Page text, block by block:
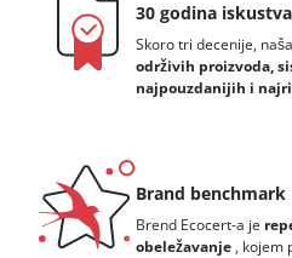
30 godina iskustva
Skoro tri decenije,
održivih proizvoda,
najpouzdanijih i
Brand benchmark
Brend Ecocert-a je
obeležavanje , kojem